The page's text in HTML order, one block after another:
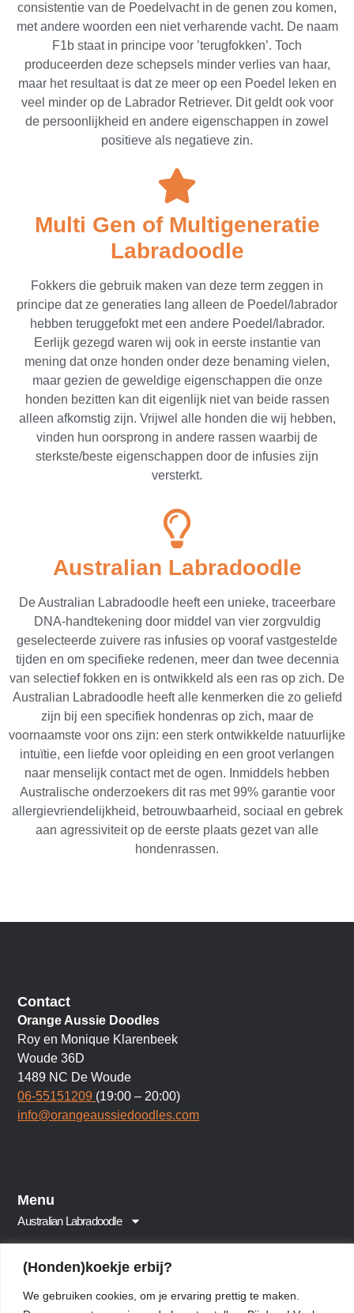
(Honden)koekje erbij?
We gebruiken cookies, om je ervaring prettig te maken.
consistentie van de Poedelvacht in de genen zou komen,
met andere woorden een niet verharende vacht. De naam
F1b staat in principe voor ’terugfokken’. Toch
produceerden deze schepsels minder verlies van haar,
maar het resultaat is dat ze meer op een Poedel leken en
veel minder op de Labrador Retriever. Dit geldt ook voor
de persoonlijkheid en andere eigenschappen in zowel
positieve als negatieve zin.
Multi Gen of Multigeneratie
Labradoodle
Fokkers die gebruik maken van deze term zeggen in
principe dat ze generaties lang alleen de Poedel/labrador
hebben teruggefokt met een andere Poedel/labrador.
Eerlijk gezegd waren wij ook in eerste instantie van
mening dat onze honden onder deze benaming vielen,
maar gezien de geweldige eigenschappen die onze
honden bezitten kan dit eigenlijk niet van beide rassen
alleen afkomstig zijn. Vrijwel alle honden die wij hebben,
vinden hun oorsprong in andere rassen waarbij de
sterkste/beste eigenschappen door de infusies zijn
versterkt.
Australian Labradoodle
De Australian Labradoodle heeft een unieke, traceerbare
DNA-handtekening door middel van vier zorgvuldig
geselecteerde zuivere ras infusies op vooraf vastgestelde
tijden en om specifieke redenen, meer dan twee decennia
van selectief fokken en is ontwikkeld als een ras op zich. De
Australian Labradoodle heeft alle kenmerken die zo geliefd
zijn bij een specifiek hondenras op zich, maar de
voornaamste voor ons zijn: een sterk ontwikkelde natuurlijke
intuïtie, een liefde voor opleiding en een groot verlangen
naar menselijk contact met de ogen. Inmiddels hebben
Australische onderzoekers dit ras met 99% garantie voor
allergievriendelijkheid, betrouwbaarheid, sociaal en gebrek
aan agressiviteit op de eerste plaats gezet van alle
hondenrassen.
Contact
Orange Aussie Doodles
Roy en Monique Klarenbeek
Woude 36D
1489 NC De Woude
06-55151209 (19:00 – 20:00)
info@orangeaussiedoodles.com
Menu
Australian Labradoodle
Pups